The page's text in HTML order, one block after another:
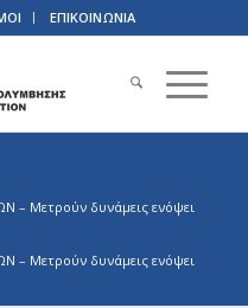
ΕΠΙΚΟΙΝΩΝΙΑ
Μετρούν δυνάμεις ενόψει
Μετρούν δυνάμεις ενόψει